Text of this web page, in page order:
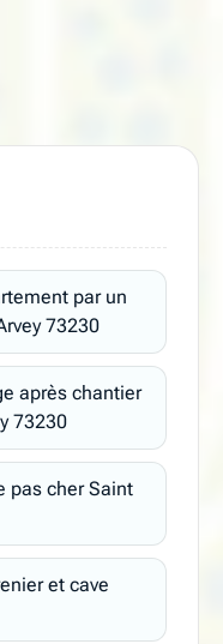
par un
73230
après chantier
73230
pas cher Saint
et cave